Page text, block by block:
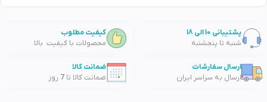
پشتیبانی 10 الی 18
شنبه تا پنجشنبه
کیفیت مطلوب
محصولات با کیفیت بالا
ارسال سفارشات
ارسال به سراسر ایران
ضمانت کالا
ضمانت کالا تا 7 روز